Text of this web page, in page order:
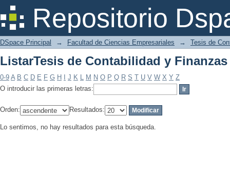
Repositorio
ListarTesis de Contabilidad y
DSpace Principal → Facultad de Ciencias Empresariales → Tesis de
ListarTesis de Contabilidad y
0-9 A B C D E F G H J K L M N O P Q R S T U V W X Y Z
O introducir las primeras letras:
Orden: Resultados:
Lo sentimos, no hay resultados para esta búsqueda.